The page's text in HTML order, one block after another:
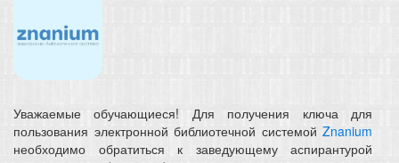
Уважаемые обучающиеся! Для получения ключа для
пользования электронной библиотечной системой Znanium
необходимо обратиться к заведующему аспирантурой